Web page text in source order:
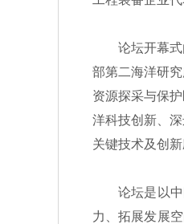
论坛开幕式由
部第二海洋研
资源探采与保
洋科技创新、
关键技术及创
论坛是以中国
力、拓展发展